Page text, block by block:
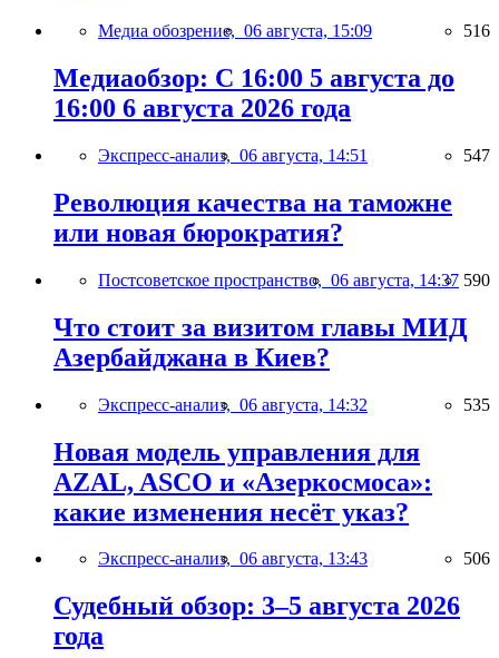
Медиа обозрение, 06 августа, 15:09 516
Медиаобзор: С 16:00 5 августа до
16:00 6 августа 2026 года
Экспресс-анализ, 06 августа, 14:51 547
Революция качества на таможне
или новая бюрократия?
Постсоветское пространство, 06 августа, 14:37 590
Что стоит за визитом главы МИД
Азербайджана в Киев?
Экспресс-анализ, 06 августа, 14:32 535
Новая модель управления для
AZAL, ASCO и «Азеркосмоса»:
какие изменения несёт указ?
Экспресс-анализ, 06 августа, 13:43 506
Судебный обзор: 3–5 августа 2026
года